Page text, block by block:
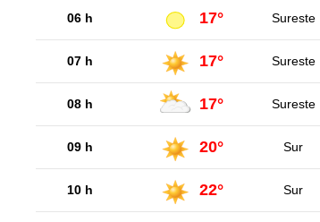
06 h 17° Sureste
07 h 17° Sureste
08 h 17° Sureste
09 h 20° Sur
10 h 22° Sur